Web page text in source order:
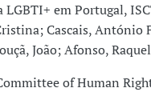
em Portugal,
Cascais, António
João; Afonso,
of Human